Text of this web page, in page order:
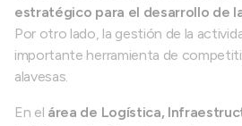
estratégico para el desarrollo de
Por otro lado, la gestión de la
importante herramienta de
alavesas.
En el área de Logística,